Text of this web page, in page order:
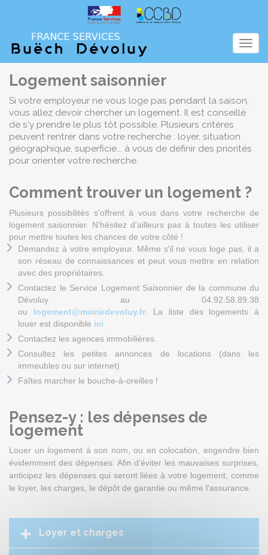
Logement saisonnier
Si votre employeur ne vous loge pas pendant la saison,
vous allez devoir chercher un logement. Il est conseillé
de s'y prendre le plus tôt possible. Plusieurs critères
peuvent rentrer dans votre recherche : loyer, situation
géographique, superficie... à vous de définir des priorités
pour orienter votre recherche.
Comment trouver un logement ?
Plusieurs possibilités s'offrent à vous dans votre recherche de
logement saisonnier. N'hésitez d'ailleurs pas à toutes les utiliser
pour mettre toutes les chances de votre côté !
Demandez à votre employeur. Même s'il ne vous loge pas, il a
son réseau de connaissances et peut vous mettre en relation
avec des propriétaires.
Contactez le Service Logement Saisonnier de la commune du
Dévoluy au 04.92.58.89.38
ou logement@mairiedevoluy.fr. La liste des logements à
louer est disponible ici
Contactez les agences immobilières.
Consultez les petites annonces de locations (dans les
immeubles ou sur internet)
Faîtes marcher le bouche-à-oreilles !
Pensez-y : les dépenses de
logement
Louer un logement à son nom, ou en colocation, engendre bien
évidemment des dépenses. Afin d'éviter les mauvaises surprises,
anticipez les dépenses qui seront liées à votre logement, comme
le loyer, les charges, le dépôt de garantie ou même l'assurance.
Loyer et charges
Menu
Panneau de gestion des cookies